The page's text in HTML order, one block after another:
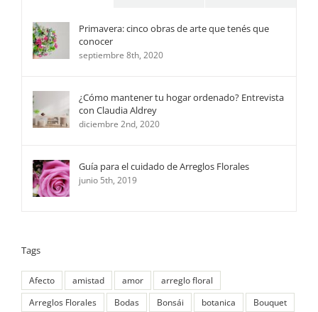
Primavera: cinco obras de arte que tenés que
conocer
septiembre 8th, 2020
¿Cómo mantener tu hogar ordenado? Entrevista
con Claudia Aldrey
diciembre 2nd, 2020
Guía para el cuidado de Arreglos Florales
junio 5th, 2019
Tags
Afecto amistad amor
arreglo floral
Arreglos Florales
Bodas Bonsái botanica
Bouquet